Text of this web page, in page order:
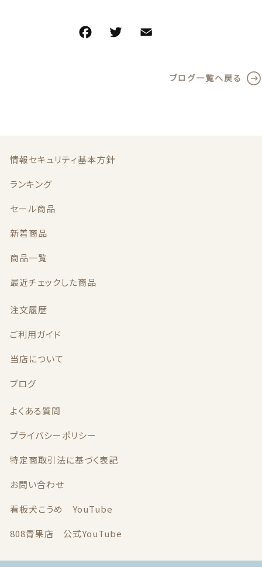
k
ai
ブログ一覧へ戻る
情報セキュリティ基本方針
ランキング
セール商品
新着商品
商品一覧
最近チェックした商品
注文履歴
ご利用ガイド
当店について
ブログ
よくある質問
プライバシーポリシー
特定商取引法に基づく表記
お問い合わせ
看板犬こうめ YouTube
808青果店 公式YouTube